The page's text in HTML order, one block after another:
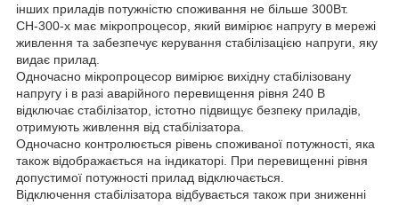
інших приладів потужністю споживання не більше 300Вт.
СН-300-x має мікропроцесор, який вимірює напругу в мережі
живлення та забезпечує керування стабілізацією напруги, яку
видає прилад.
Одночасно мікропроцесор вимірює вихідну стабілізовану
напругу і в разі аварійного перевищення рівня 240 В
відключає стабілізатор, істотно підвищує безпеку приладів,
отримують живлення від стабілізатора.
Одночасно контролюється рівень споживаної потужності, яка
також відображається на індикаторі. При перевищенні рівня
допустимої потужності прилад відключається.
Відключення стабілізатора відбувається також при зниженні